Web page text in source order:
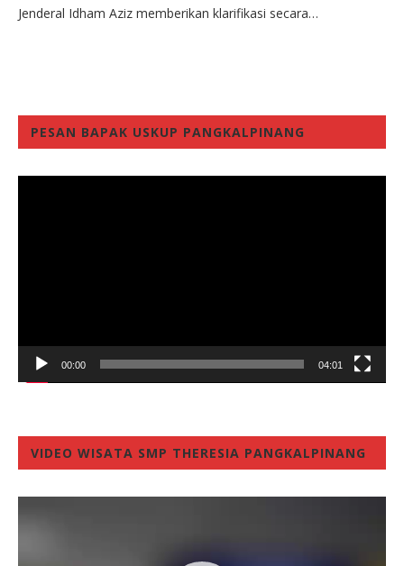
Jenderal Idham Aziz memberikan klarifikasi secara…
PESAN BAPAK USKUP PANGKALPINANG
00:00 04:01
VIDEO WISATA SMP THERESIA PANGKALPINANG